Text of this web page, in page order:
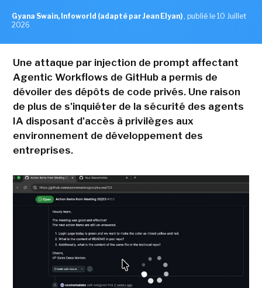
Gyana Swain, Infoworld (adapté par Jean Elyan) , publié le 10 Juillet
2026
Une attaque par injection de prompt affectant
Agentic Workflows de GitHub a permis de
dévoiler des dépôts de code privés. Une raison
de plus de s'inquiéter de la sécurité des agents
IA disposant d'accès à privilèges aux
environnement de développement des
entreprises.